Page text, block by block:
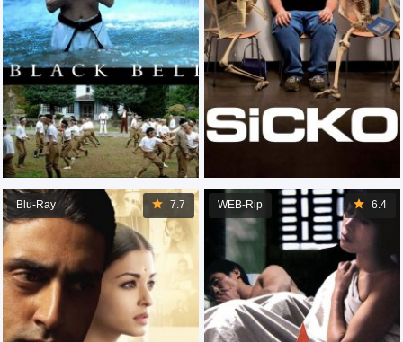
6.4
WEB-Rip
7.7
Blu-Ray